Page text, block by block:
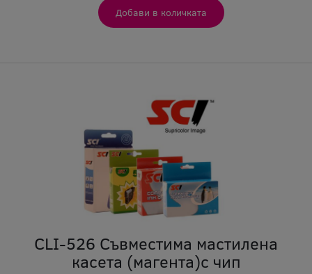
CLI-526 Съвместима мастилена
касета (магента)с чип